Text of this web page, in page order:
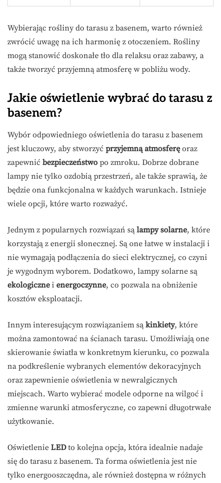
Wybierając rośliny do tarasu z basenem, warto również
zwrócić uwagę na ich harmonię z otoczeniem. Rośliny
mogą stanowić doskonałe tło dla relaksu oraz zabawy, a
także tworzyć przyjemną atmosferę w pobliżu wody.
Jakie oświetlenie wybrać do tarasu z
basenem?
Wybór odpowiedniego oświetlenia do tarasu z basenem
jest kluczowy, aby stworzyć przyjemną atmosferę oraz
zapewnić bezpieczeństwo po zmroku. Dobrze dobrane
lampy nie tylko ozdobią przestrzeń, ale także sprawią, że
będzie ona funkcjonalna w każdych warunkach. Istnieje
wiele opcji, które warto rozważyć.
Jednym z popularnych rozwiązań są lampy solarne, które
korzystają z energii słonecznej. Są one łatwe w instalacji i
nie wymagają podłączenia do sieci elektrycznej, co czyni
je wygodnym wyborem. Dodatkowo, lampy solarne są
ekologiczne i energoczynne, co pozwala na obniżenie
kosztów eksploatacji.
Innym interesującym rozwiązaniem są kinkiety, które
można zamontować na ścianach tarasu. Umożliwiają one
skierowanie światła w konkretnym kierunku, co pozwala
na podkreślenie wybranych elementów dekoracyjnych
oraz zapewnienie oświetlenia w newralgicznych
miejscach. Warto wybierać modele odporne na wilgoć i
zmienne warunki atmosferyczne, co zapewni długotrwałe
użytkowanie.
Oświetlenie LEDto kolejna opcja, która idealnie nadaje
się do tarasu z basenem. Ta forma oświetlenia jest nie
tylko energooszczędna, ale również dostępna w różnych